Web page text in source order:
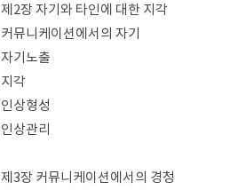
제2장 자기와 타인에 대한 지각
커뮤니케이션에서의 자기
자기노출
지각
인상형성
인상관리
제3장 커뮤니케이션에서의 경청